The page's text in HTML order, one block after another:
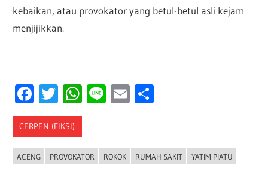
kebaikan, atau provokator yang betul-betul asli kejam
menjijikkan.
Facebook
Twitter
WhatsApp
LineEmail
CERPEN (FIKSI)
ACENG PROVOKATOR ROKOK RUMAH SAKIT YATIM PIATU